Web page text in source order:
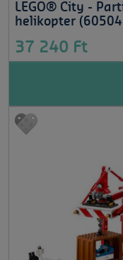
LEGO® City -
helikopter
37 240 Ft